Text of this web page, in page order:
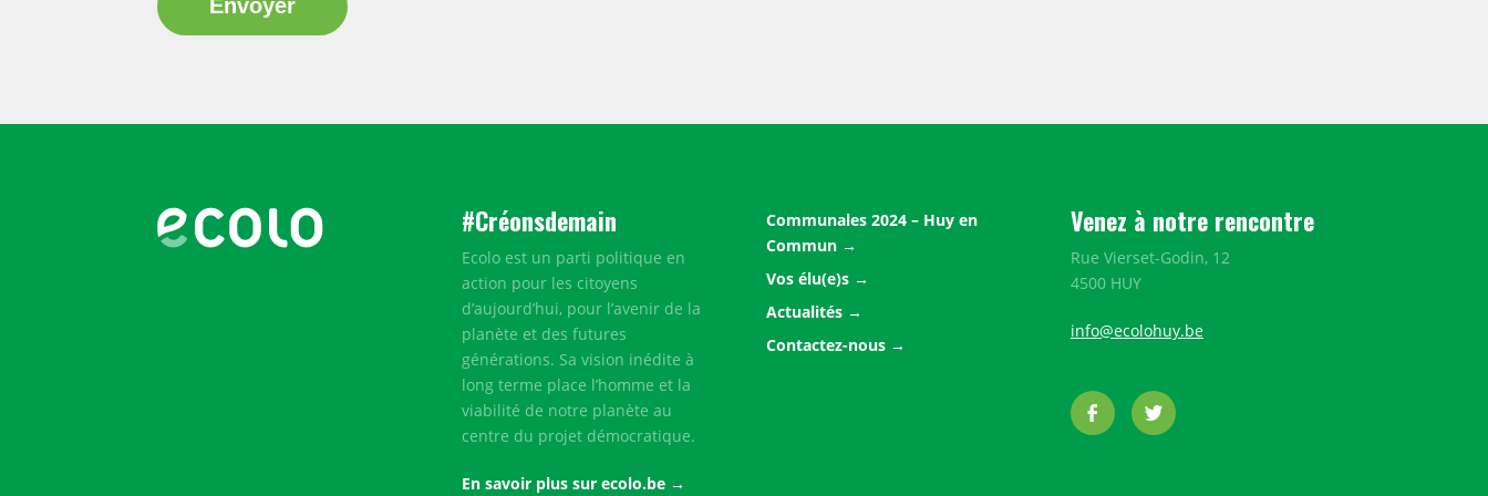
#Créonsdemain
Ecolo est un parti politique en
action pour les citoyens
d’aujourd’hui, pour l’avenir de la
planète et des futures
générations. Sa vision inédite à
long terme place l’homme et la
viabilité de notre planète au
centre du projet démocratique.
En savoir plus sur ecolo.be
Communales 2024 – Huy en
Commun
Vos élu(e)s
Actualités
Contactez-nous
Venez à notre rencontre
Rue Vierset-Godin, 12
4500 HUY
info@ecolohuy.be
Facebook